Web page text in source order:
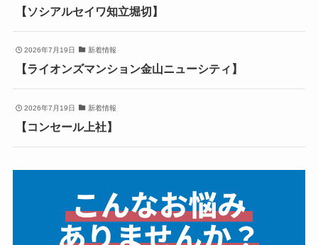
【ソシアルセイワ知立堀切】
2026年7月19日 新着情報
【ライオンズマンション金山ニューシティ】
2026年7月19日 新着情報
【コンセール上社】